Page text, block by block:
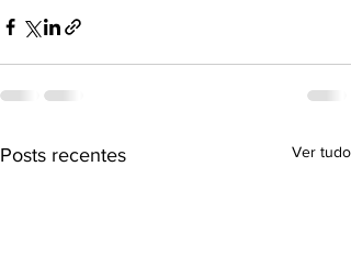
Posts recentes Ver tudo